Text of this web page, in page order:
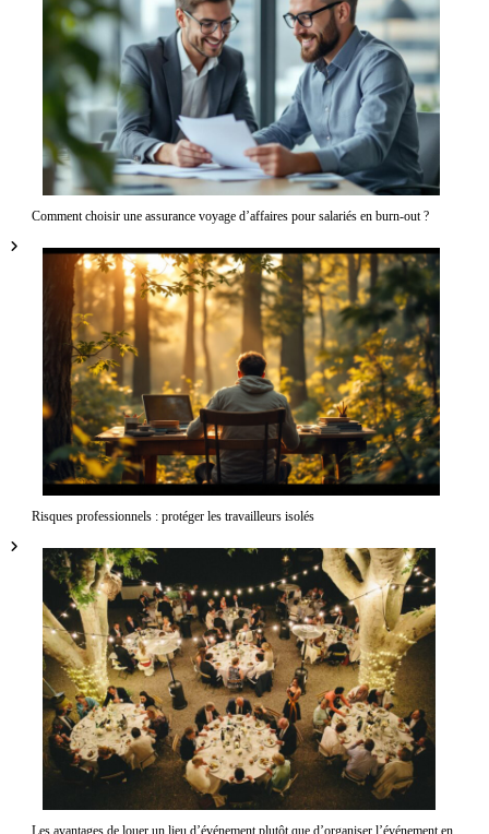
Comment choisir une assurance voyage d’affaires pour salariés en burn-out ?
Risques professionnels : protéger les travailleurs isolés
Les avantages de louer un lieu d’événement plutôt que d’organiser l’événement en